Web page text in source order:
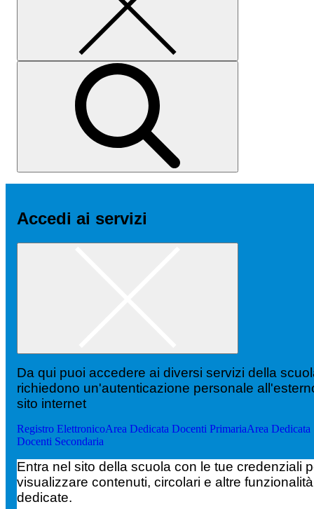
Accedi ai servizi
Da qui puoi accedere ai diversi servizi della
richiedono un'autenticazione personale
sito internet
Registro ElettronicoArea Dedicata Docenti PrimariaArea Dedicata
Docenti Secondaria
Entra nel sito della scuola con le tue credenziali
visualizzare contenuti, circolari e altre
dedicate.